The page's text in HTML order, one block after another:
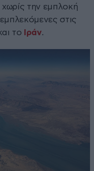
την εμπλοκή
στις
το Ιράν.